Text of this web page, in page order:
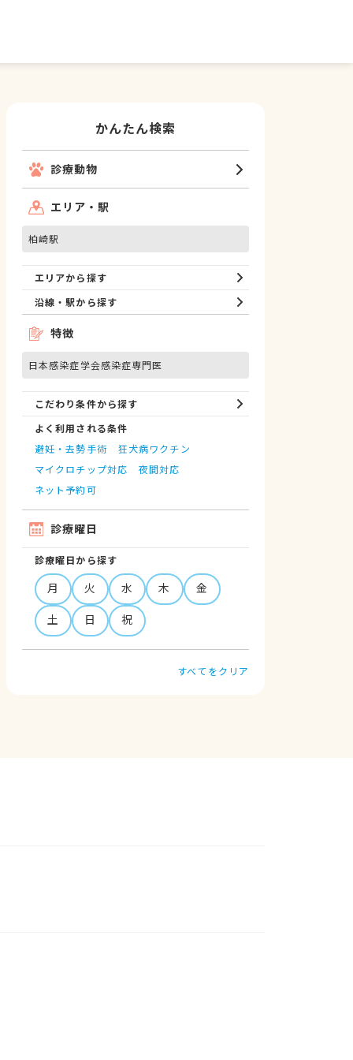
かんたん検索
診療動物
エリア・駅
柏崎駅
エリアから探す
沿線・駅から探す
特徴
日本感染症学会感染症専門医
こだわり条件から探す
よく利用される条件
避妊・去勢手術
狂犬病ワクチン
マイクロチップ対応
夜間対応
ネット予約可
診療曜日
診療曜日から探す
月 火 水 木
金
土
日 祝
すべてをクリア